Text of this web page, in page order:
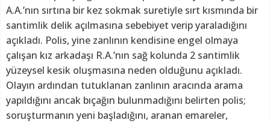
A.A.’nın sırtına bir kez sokmak suretiyle sırt kısmında bir
santimlik delik açılmasına sebebiyet verip yaraladığını
açıkladı. Polis, yine zanlının kendisine engel olmaya
çalışan kız arkadaşı R.A.’nın sağ kolunda 2 santimlik
yüzeysel kesik oluşmasına neden olduğunu açıkladı.
Olayın ardından tutuklanan zanlının aracında arama
yapıldığını ancak bıçağın bulunmadığını belirten polis;
soruşturmanın yeni başladığını, aranan emareler,